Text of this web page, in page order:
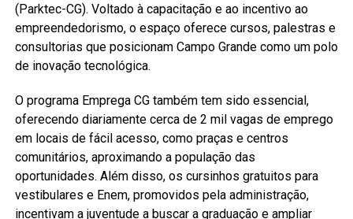
(Parktec-CG). Voltado à capacitação e ao incentivo ao
empreendedorismo, o espaço oferece cursos, palestras e
consultorias que posicionam Campo Grande como um polo
de inovação tecnológica.
O programa Emprega CG também tem sido essencial,
oferecendo diariamente cerca de 2 mil vagas de emprego
em locais de fácil acesso, como praças e centros
comunitários, aproximando a população das
oportunidades. Além disso, os cursinhos gratuitos para
vestibulares e Enem, promovidos pela administração,
incentivam a juventude a buscar a graduação e ampliar